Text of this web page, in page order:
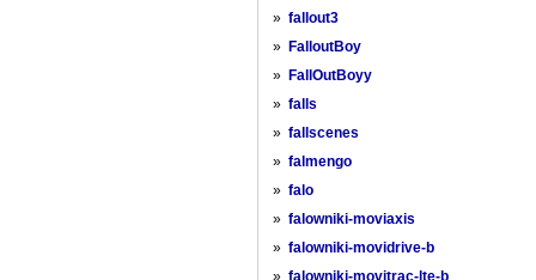
» fallout3
» FalloutBoy
» FallOutBoyy
» falls
» fallscenes
» falmengo
» falo
» falowniki-moviaxis
» falowniki-movidrive-b
» falowniki-movitrac-lte-b